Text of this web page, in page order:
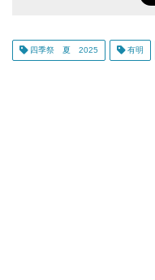
四季祭 夏 2025 有明